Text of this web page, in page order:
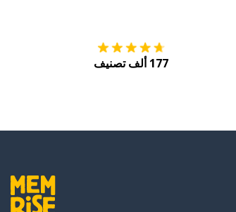
177 ألف تصنيف